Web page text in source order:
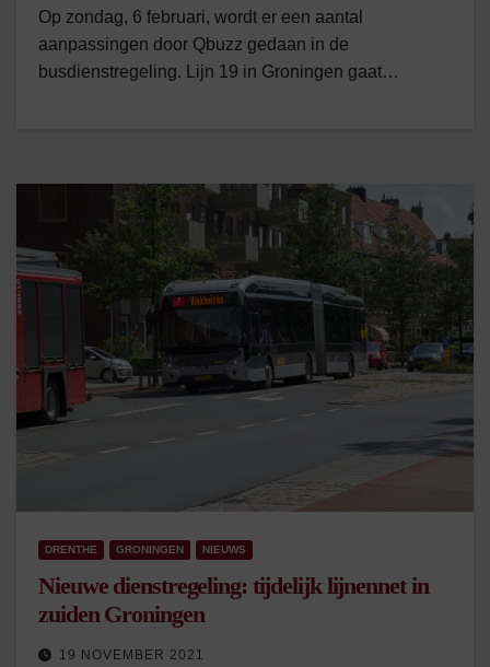
Op zondag, 6 februari, wordt er een aantal
aanpassingen door Qbuzz gedaan in de
busdienstregeling. Lijn 19 in Groningen gaat…
DRENTHE GRONINGEN NIEUWS
Nieuwe dienstregeling: tijdelijk lijnennet in
zuiden Groningen
19 NOVEMBER 2021